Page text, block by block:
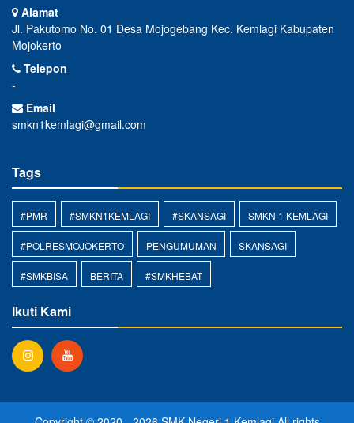
Alamat
Jl. Pakutomo No. 01 Desa Mojogebang Kec. Kemlagi Kabupaten
Mojokerto
Telepon
-
Email
smkn1kemlagi@gmail.com
Tags
#PMR #SMKN1KEMLAGI #SKANSAGI SMKN 1 KEMLAGI
#POLRESMOJOKERTO PENGUMUMAN SKANSAGI
#SMKBISA BERITA #SMKHEBAT
Ikuti Kami